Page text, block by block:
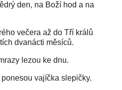
den, na Boží hod a na
večera až do Tří králů
dvanácti měsíců.
lezou ke dnu.
vajíčka slepičky.